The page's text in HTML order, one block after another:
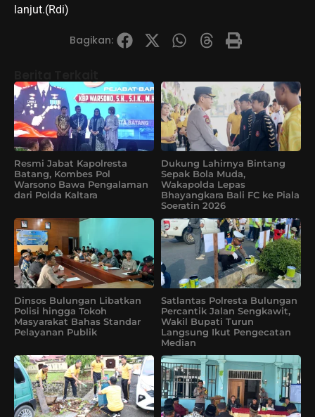
lanjut.(Rdi)
Bagikan:
Resmi Jabat Kapolresta
Batang, Kombes Pol
Warsono Bawa Pengalaman
dari Polda Kaltara
Dukung Lahirnya Bintang
Sepak Bola Muda,
Wakapolda Lepas
Bhayangkara Bali FC ke Piala
Soeratin 2026
Dinsos Bulungan Libatkan
Polisi hingga Tokoh
Masyarakat Bahas Standar
Pelayanan Publik
Satlantas Polresta Bulungan
Percantik Jalan Sengkawit,
Wakil Bupati Turun
Langsung Ikut Pengecatan
Median